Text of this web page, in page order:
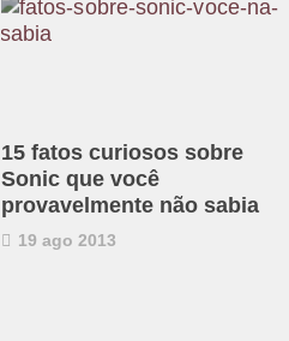
15 fatos curiosos sobre
Sonic que você
provavelmente não sabia
19 ago 2013